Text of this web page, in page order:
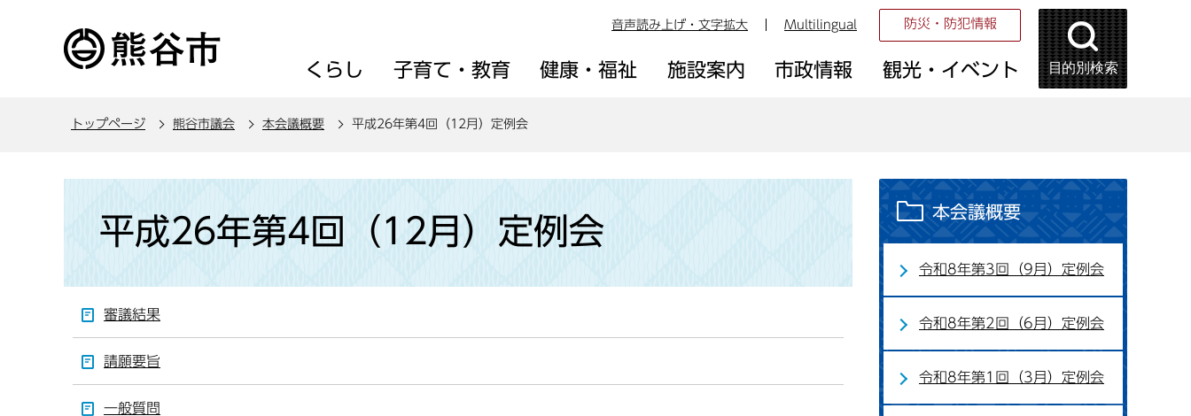
音声読み上げ・文字拡大 Multilingual 防災・防犯情報
くらし 子育て・教育 健康・福祉 施設案内 市政情報 観光・イベント 目的別検索
トップページ 熊谷市議会 本会議概要 平成26年第4回（12月）定例会
か
平成26年第4回（12月）定例会
審議結果
請願要旨
一般質問
本会議概要
令和8年第3回（9月）定例会
令和8年第2回（6月）定例会
令和8年第1回（3月）定例会